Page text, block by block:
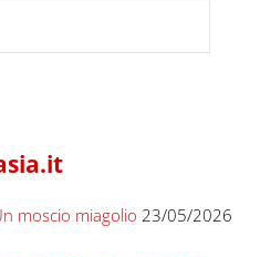
moscio miagolio 23/05/2026